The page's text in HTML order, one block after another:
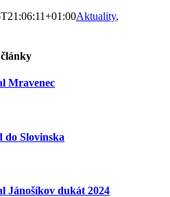
Aktuality,
Mravenec
do Slovinska
Jánošíkov dukát 2024